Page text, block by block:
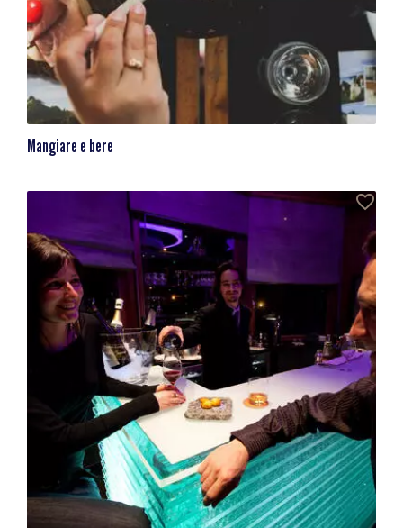
Mangiare e bere